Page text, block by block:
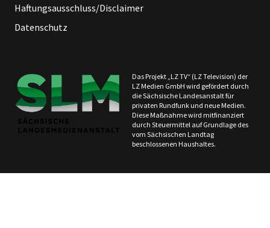
Haftungsausschluss/Disclaimer
Datenschutz
Das Projekt „LZ TV“ (LZ Television) der
LZ Medien GmbH wird gefördert durch
die Sächsische Landesanstalt für
privaten Rundfunk und neue Medien.
Diese Maßnahme wird mitfinanziert
durch Steuermittel auf Grundlage des
vom Sächsischen Landtag
beschlossenen Haushaltes.